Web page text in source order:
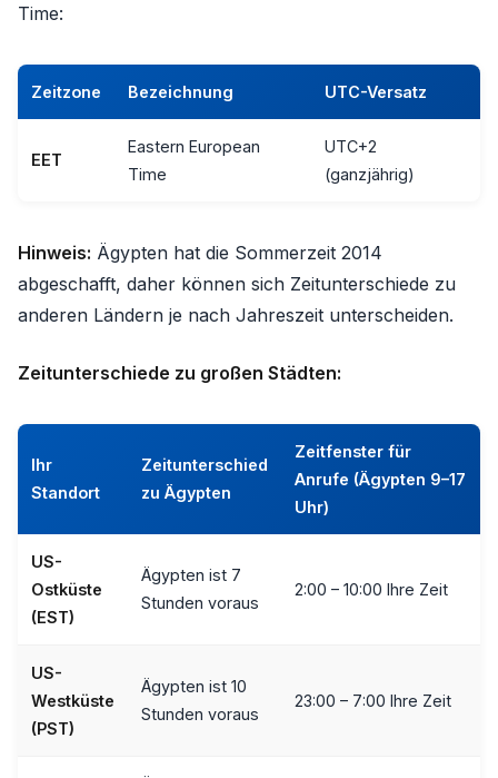
Time:
Zeitzone Bezeichnung UTC-Versatz
EET
Eastern European
Time
UTC+2
(ganzjährig)
Hinweis: Ägypten hat die Sommerzeit 2014
abgeschafft, daher können sich Zeitunterschiede zu
anderen Ländern je nach Jahreszeit unterscheiden.
Zeitunterschiede zu großen Städten:
Ihr
Standort
Zeitunterschied
zu Ägypten
Zeitfenster für
Anrufe (Ägypten 9–17
Uhr)
US-
Ostküste
(EST)
Ägypten ist 7
Stunden voraus
2:00 – 10:00 Ihre Zeit
US-
Westküste
(PST)
Ägypten ist 10
Stunden voraus
23:00 – 7:00 Ihre Zeit